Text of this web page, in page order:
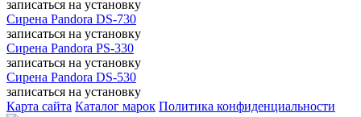
записаться на установку
Сирена Pandora DS-730
записаться на установку
Сирена Pandora PS-330
записаться на установку
Сирена Pandora DS-530
записаться на установку
Карта сайта Каталог марок Политика конфиденциальности